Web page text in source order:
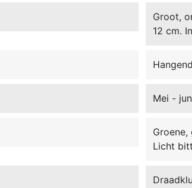
Groot,
12 cm.
Mei -
Licht